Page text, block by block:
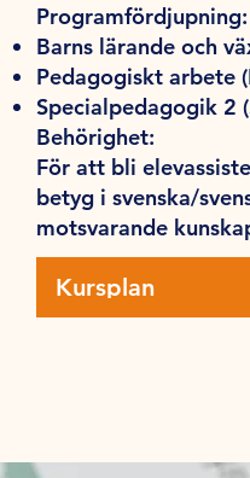
Programfördjupning:
Barns lärande och
Pedagogiskt arbete
Specialpedagogik 2
Behörighet:
För att bli
betyg i svenska/
motsvarande
Kursplan